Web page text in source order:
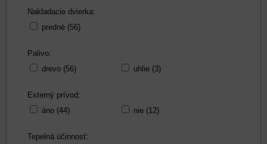
Nakladacie dvierka:
predné (56)
Palivo:
drevo (56)
uhlie (3)
Externý prívod:
áno (44)
nie (12)
Tepelná účinnosť: